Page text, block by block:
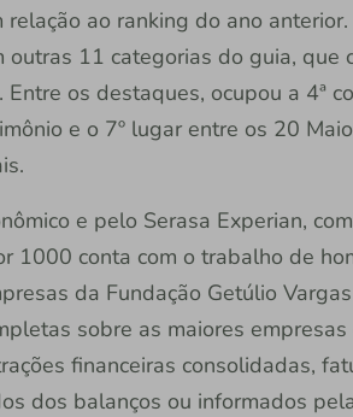
ao ranking do ano
outras 11 categorias do guia, que
os destaques, ocupou a 4ª
e o 7º lugar entre os 20
e pelo Serasa Experian,
1000 conta com o trabalho de
da Fundação Getúlio
sobre as maiores
financeiras consolidadas,
dos balanços ou informados